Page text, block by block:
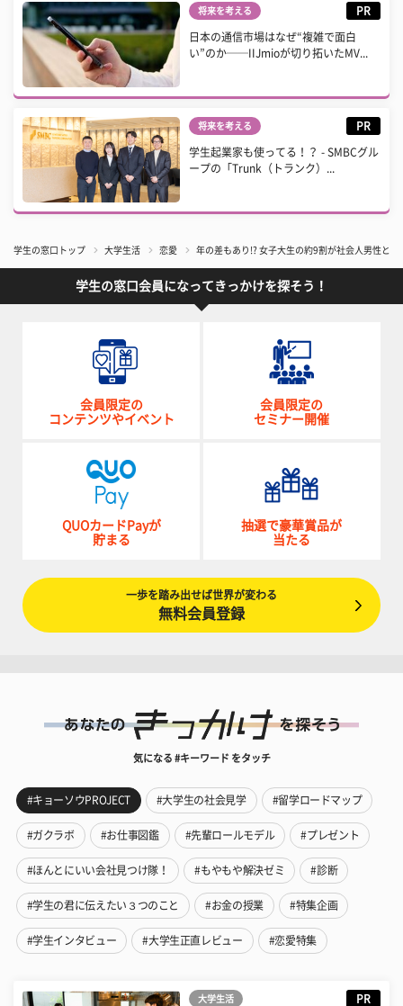
将来を考える PR
日本の通信市場はなぜ“複雑で面白
い”のか──IIJmioが切り拓いたMV...
将来を考える PR
学生起業家も使ってる！？ - SMBCグル
ープの「Trunk（トランク）...
学生の窓口トップ 大学生活 恋愛 年の差もあり!? 女子大生の約9割が社会人男性と「
学生の窓口会員になってきっかけを探そう！
会員限定の
コンテンツやイベント
会員限定の
セミナー開催
QUOカードPayが
貯まる
抽選で豪華賞品が
当たる
一歩を踏み出せば世界が変わる
無料会員登録
気になる #キーワード をタッチ
#キョーソウPROJECT #大学生の社会見学 #留学ロードマップ
#ガクラボ #お仕事図鑑 #先輩ロールモデル #プレゼント
#ほんとにいい会社見つけ隊！ #もやもや解決ゼミ #診断
#学生の君に伝えたい３つのこと #お金の授業 #特集企画
#学生インタビュー #大学生正直レビュー #恋愛特集
大学生活 PR